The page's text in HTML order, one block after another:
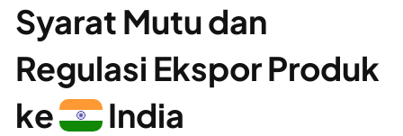
Syarat Mutu dan
Regulasi Ekspor Produk
ke
India